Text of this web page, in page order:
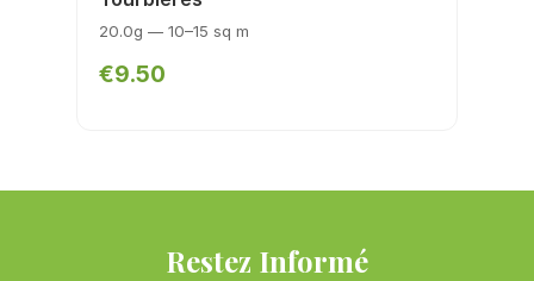
20.0g — 10–15 sq m
€9.50
Restez Informé